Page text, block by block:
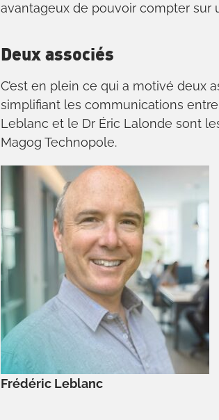
avantageux de pouvoir compter sur
Deux associés
C’est en plein ce qui a motivé deux
simplifiant les communications
Leblanc et le Dr Éric Lalonde sont
Magog Technopole.
Frédéric Leblanc